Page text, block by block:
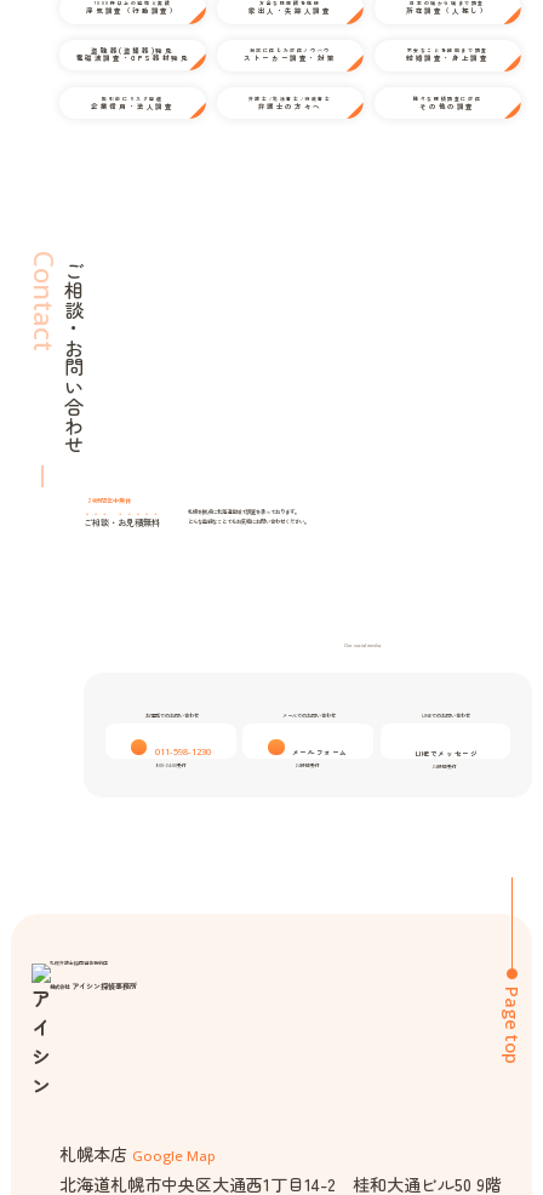
1000件以上の経験と実績
浮気調査（行動調査）
万全な情報網を駆使
家出人・失踪人調査
日本の端から端まで調査
所在調査（人探し）
盗聴器(盗撮器)発見
電磁波調査・GPS器材発見
状況に応じた対応ノウハウ
ストーカー調査・対策
不安なことを細部まで調査
結婚調査・身上調査
取引前にリスク回避
企業信用・法人調査
弁護士/司法書士/行政書士
弁護士の方々へ
様々な探偵調査に対応
その他の調査
ご相談・お問い合わせ
Contact
24時間年中無休
ご相談 ・ お見積無料
札幌を拠点に北海道全域で調査を承っております。
どんな些細なことでもお気軽にお問い合わせください。
Our social media
お電話でのお問い合わせ
011-598-1230
9:00-24:00受付
メールでのお問い合わせ
メールフォーム
24時間受付
LINEでのお問い合わせ
LINEでメッセージ
24時間受付
Page top
札幌弁護士協同組合特約店
株式会社 アイシン探偵事務所
札幌本店 Google Map
北海道札幌市中央区大通西1丁目14-2 桂和大通ビル50 9階